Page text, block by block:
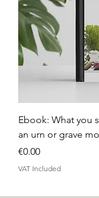
Ebook: What you
an urn or grave
Price
€0.00
VAT Included